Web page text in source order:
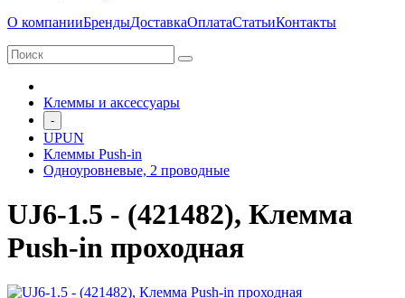
О компанииБрендыДоставкаОплатаСтатьиКонтакты
Клеммы и аксессуары
-
UPUN
Клеммы Push-in
Одноуровневые, 2 проводные
UJ6-1.5 - (421482), Клемма
Push-in проходная